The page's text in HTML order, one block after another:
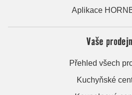
Aplikace
Vaše
Přehled všech
Kuchyňské